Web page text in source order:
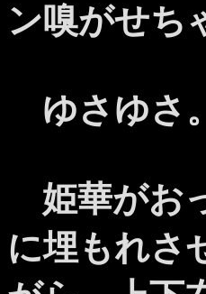
ン嗅がせち
ゆさゆさ。
姫華がお
に埋もれさ